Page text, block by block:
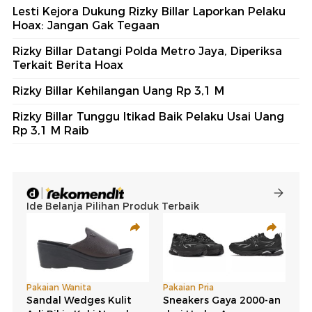
Lesti Kejora Dukung Rizky Billar Laporkan Pelaku
Hoax: Jangan Gak Tegaan
Rizky Billar Datangi Polda Metro Jaya, Diperiksa
Terkait Berita Hoax
Rizky Billar Kehilangan Uang Rp 3,1 M
Rizky Billar Tunggu Itikad Baik Pelaku Usai Uang
Rp 3,1 M Raib